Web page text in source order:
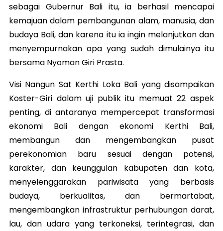
sebagai Gubernur Bali itu, ia berhasil mencapai
kemajuan dalam pembangunan alam, manusia, dan
budaya Bali, dan karena itu ia ingin melanjutkan dan
menyempurnakan apa yang sudah dimulainya itu
bersama Nyoman Giri Prasta.
Visi Nangun Sat Kerthi Loka Bali yang disampaikan
Koster-Giri dalam uji publik itu memuat 22 aspek
penting, di antaranya mempercepat transformasi
ekonomi Bali dengan ekonomi Kerthi Bali,
membangun dan mengembangkan pusat
perekonomian baru sesuai dengan potensi,
karakter, dan keunggulan kabupaten dan kota,
menyelenggarakan pariwisata yang berbasis
budaya, berkualitas, dan bermartabat,
mengembangkan infrastruktur perhubungan darat,
lau, dan udara yang terkoneksi, terintegrasi, dan